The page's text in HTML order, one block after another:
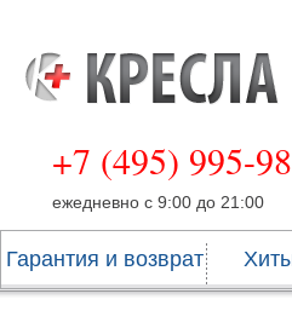
+7 (495) 995-
ежедневно с 9:00 до 21:00
Гарантия и возврат